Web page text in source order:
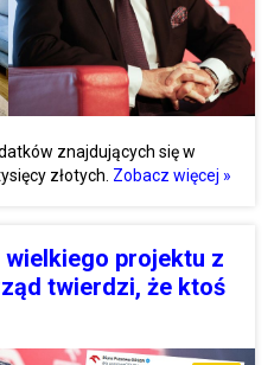
znajdujących się w
złotych. Zobacz więcej »
projektu z
twierdzi, że ktoś